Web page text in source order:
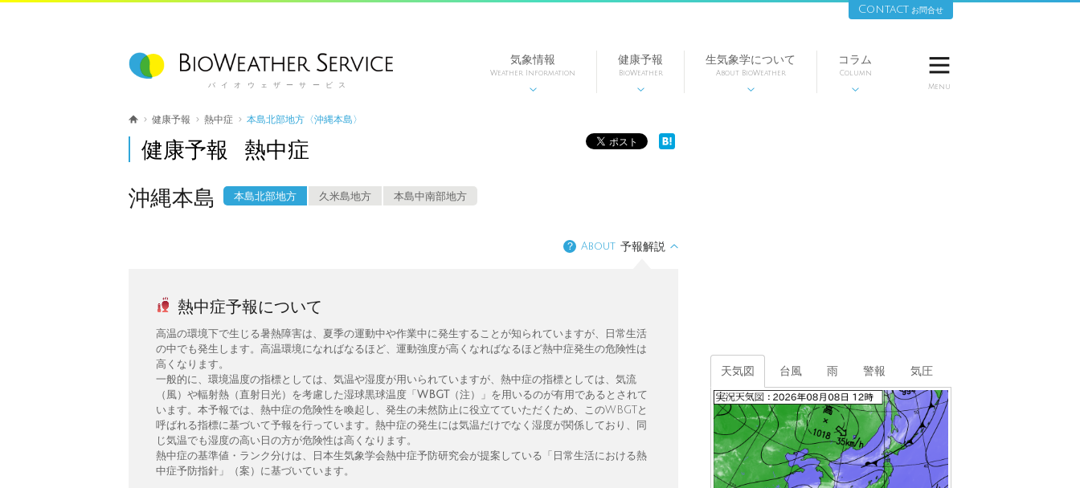
バイオウェザーサービス
気象情報
Weather Information

健康予報
BioWeather

生気象学について
About BioWeather

コラム
Column


Menu
健康予報 熱中症 本島北部地方〈沖縄本島〉
健康予報 熱中症
沖縄本島 本島北部地方 久米島地方 本島中南部地方
？ About 予報解説
熱中症予報について
高温の環境下で生じる暑熱障害は、夏季の運動中や作業中に発生することが知られていますが、日常生活
の中でも発生します。高温環境になればなるほど、運動強度が高くなればなるほど熱中症発生の危険性は
高くなります。
一般的に、環境温度の指標としては、気温や湿度が用いられていますが、熱中症の指標としては、気流
（風）や輻射熱（直射日光）を考慮した湿球黒球温度「 WBGT
（注）」を用いるのが有用であるとされて
います。本予報では、熱中症の危険性を喚起し、発生の未然防止に役立てていただくため、このWBGTと
呼ばれる指標に基づいて予報を行っています。熱中症の発生には気温だけでなく湿度が関係しており、同
じ気温でも湿度の高い日の方が危険性は高くなります。
熱中症の基準値・ランク分けは、日本生気象学会熱中症予防研究会が提案している「日常生活における熱
中症予防指針」（案）に基づいています。
天気図 台風 雨 警報 気圧
Contact お問合せ